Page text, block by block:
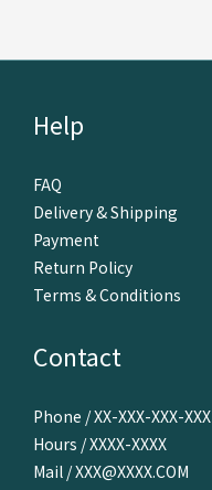
Help
FAQ
Delivery & Shipping
Payment
Return Policy
Terms & Conditions
Contact
Phone / XX-XXX-XXX-XXX
Hours / XXXX-XXXX
Mail / XXX@XXXX.COM